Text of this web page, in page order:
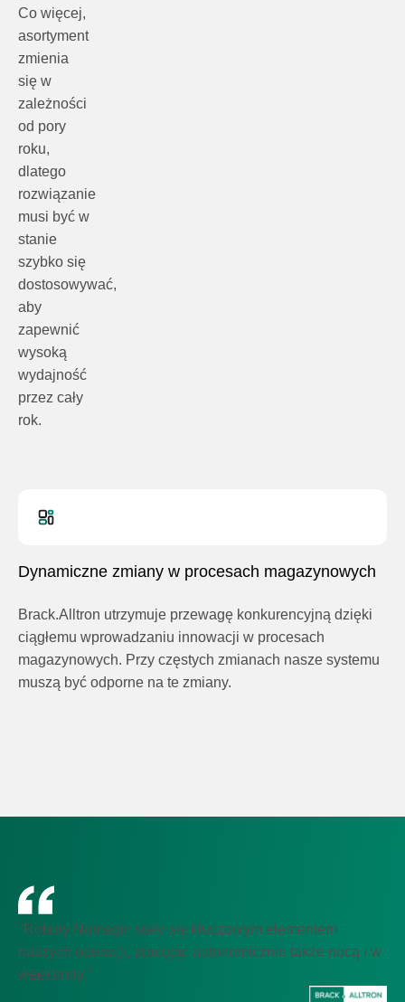
Co więcej,
asortyment
zmienia
się w
zależności
od pory
roku,
dlatego
rozwiązanie
musi być w
stanie
szybko się
dostosowywać,
aby
zapewnić
wysoką
wydajność
przez cały
rok.
Dynamiczne zmiany w procesach magazynowych
Brack.Alltron utrzymuje przewagę konkurencyjną dzięki
ciągłemu wprowadzaniu innowacji w procesach
magazynowych. Przy częstych zmianach nasze systemu
muszą być odporne na te zmiany.
"Roboty Nomagic stały się kluczowym elementem
naszych operacji, pracując autonomicznie także nocą i w
weekendy."